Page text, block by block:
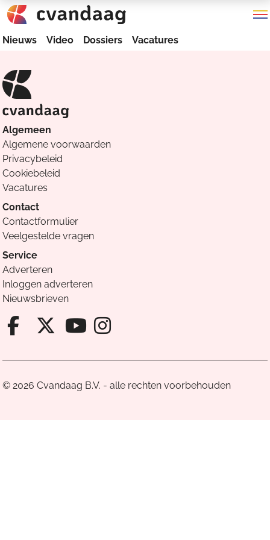
Nieuws Video Dossiers Vacatures
Algemeen
Algemene voorwaarden
Privacybeleid
Cookiebeleid
Vacatures
Contact
Contactformulier
Veelgestelde vragen
Service
Adverteren
Inloggen adverteren
Nieuwsbrieven
Facebook van Cvandaag
X van Cvandaag
Instagram van
© 2026 Cvandaag B.V. - alle rechten voorbehouden